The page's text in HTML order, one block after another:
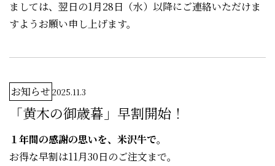
ましては、翌日の1月28日（水）以降にご連絡いただけま
すようお願い申し上げます。
お知らせ 2025.11.3
「黄木の御歳暮」早割開始！
１年間の感謝の思いを、米沢牛で。
お得な早割は11月30日のご注文まで。